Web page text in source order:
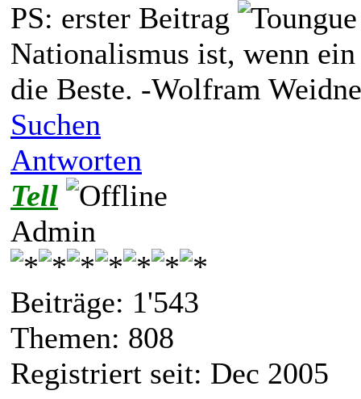
PS: erster Beitrag
Nationalismus ist, wenn
die Beste. -Wolfram
Suchen
Antworten
Tell
Admin
Beiträge: 1'543
Themen: 808
Registriert seit: Dec 2005